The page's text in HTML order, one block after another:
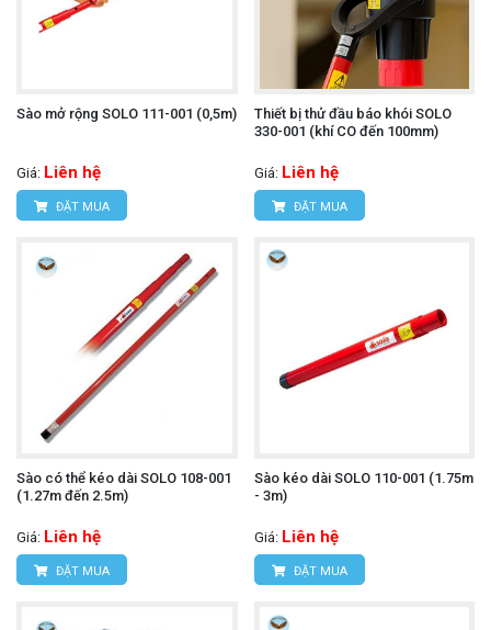
Sào mở rộng SOLO 111-001 (0,5m)
Giá: Liên hệ
ĐẶT MUA
Thiết bị thử đầu báo khói SOLO
330-001 (khí CO đến 100mm)
Giá: Liên hệ
ĐẶT MUA
Sào có thể kéo dài SOLO 108-001
(1.27m đến 2.5m)
Giá: Liên hệ
ĐẶT MUA
Sào kéo dài SOLO 110-001 (1.75m
- 3m)
Giá: Liên hệ
ĐẶT MUA